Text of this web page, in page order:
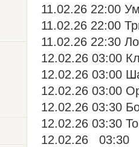
11.02.26 22:00
11.02.26 22:00
11.02.26 22:30
12.02.26 03:00
12.02.26 03:00
12.02.26 03:00
12.02.26 03:30
12.02.26 03:30
12.02.26